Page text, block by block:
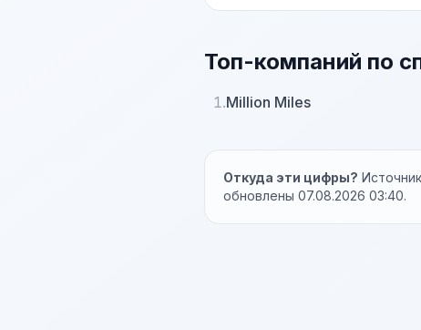
Топ-компаний по
1.Million Miles
Откуда эти цифры?
обновлены 07.08.2026 03:40.